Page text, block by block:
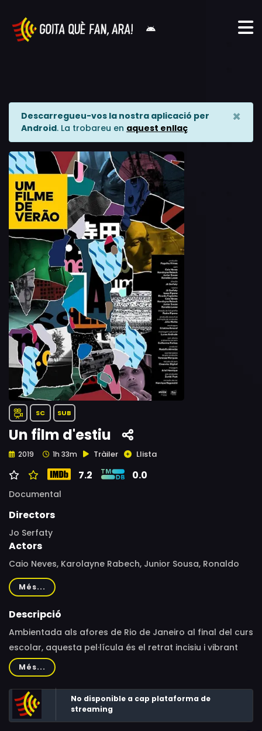
Descarregueu-vos la nostra aplicació per
Android. La trobareu en aquest enllaç
×
SC SUB
Un film d'estiu
2019 1h 33m Tràiler Llista
7.2 0.0
Documental
Directors
Jo Serfaty
Actors
Caio Neves, Karolayne Rabech, Junior Sousa, Ronaldo
Lessa
Més...
Descripció
Ambientada als afores de Rio de Janeiro al final del curs
escolar, aquesta pel·lícula és el retrat incisiu i vibrant
d’uns joves en una societat que està al límit. A mesura
que el termòmetre puja i entre talls de llum regulars,
quatre adolescents fan plans per a l’estiu i es reinventen
amb l’esperança de superar les seves dificultats
personals.
Més...
No disponible a cap plataforma de
streaming